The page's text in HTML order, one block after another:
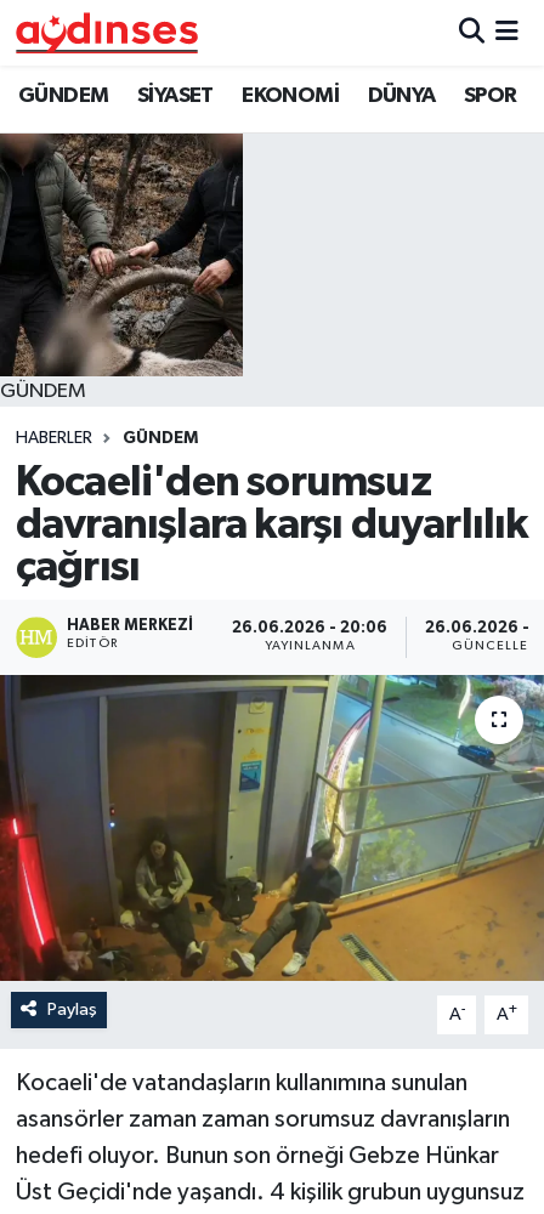
GÜNDEM SİYASET EKONOMİ DÜNYA SPOR
GÜNDEM
HABERLER GÜNDEM
Kocaeli'den sorumsuz
davranışlara karşı duyarlılık
çağrısı
HABER MERKEZI
EDITÖR
26.06.2026 - 20:06
YAYINLANMA
26.06.2026 -
Paylaş A- A+
Kocaeli'de vatandaşların kullanımına sunulan
asansörler zaman zaman sorumsuz davranışların
hedefi oluyor. Bunun son örneği Gebze Hünkar
Üst Geçidi'nde yaşandı. 4 kişilik grubun uygunsuz
GÜNDEM
SİYASET
EKONOMİ
DÜNYA
SPOR
MAGAZİN
YAŞAM
Nöbetçi Eczaneler
Hava Durumu
Aydin Namaz Vakitleri
Trafik Durumu
Süper Lig Puan Durumu ve Fikstür
Tüm Manşetler
Son Dakika Haberleri
Haber Arşivi